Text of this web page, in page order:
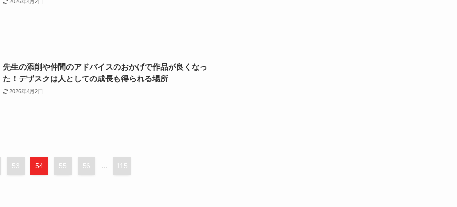
2026年4月2日
先生の添削や仲間のアドバイスのおかげで作品が良くなっ
た！デザスクは人としての成長も得られる場所
2026年4月2日
53 54 55 56 ... 115